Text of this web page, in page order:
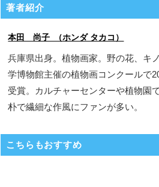
著者紹介
本田 尚子 （ホンダ タカコ）
兵庫県出身。植物画家。野の花、キ
学博物館主催の植物画コンクールで
受賞。カルチャーセンターや植物園
朴で繊細な作風にファンが多い。
こちらもおすすめ